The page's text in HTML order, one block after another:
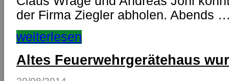
der Firma Ziegler abholen. Abends
weiterlesen
Altes Feuerwehrgerätehaus